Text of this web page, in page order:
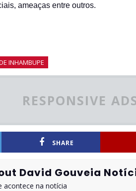
ameaças entre outros.
INHAMBUPE
RESPONSIVE
SHARE
David Gouveia
acontece na notícia